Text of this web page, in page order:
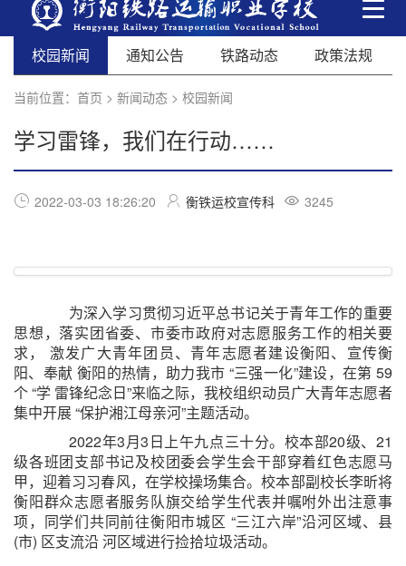
当前位置： 首页 > 新闻动态 > 校园新闻
学习雷锋，我们在行动……
2022-03-03 18:26:20 衡铁运校宣传科 3245
为深入学习贯彻习近平总书记关于青年工作的重要
思想，落实团省委、市委市政府对志愿服务工作的相关要
求， 激发广大青年团员、青年志愿者建设衡阳、宣传衡
阳、奉献 衡阳的热情，助力我市 “三强一化”建设，在第 59
个 “学 雷锋纪念日”来临之际，我校组织动员广大青年志愿者
集中开展 “保护湘江母亲河”主题活动。
2022年3月3日上午九点三十分。校本部20级、21
级各班团支部书记及校团委会学生会干部穿着红色志愿马
甲，迎着习习春风，在学校操场集合。校本部副校长李昕将
衡阳群众志愿者服务队旗交给学生代表并嘱咐外出注意事
项，同学们共同前往衡阳市城区 “三江六岸”沿河区域、县
(市) 区支流沿 河区域进行捡拾垃圾活动。
校园新闻 通知公告 铁路动态 政策法规